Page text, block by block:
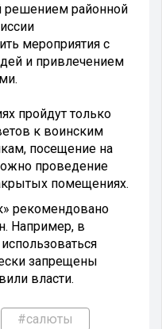
решением районной
мероприятия с
и привлечением
пройдут только
к воинским
посещение на
проведение
помещениях.
рекомендовано
Например, в
запрещены
власти.
#салюты